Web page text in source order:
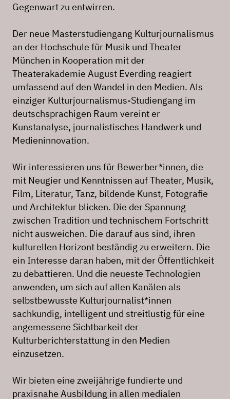
Gegenwart zu entwirren.
Der neue Masterstudiengang Kulturjournalismus
an der Hochschule für Musik und Theater
München in Kooperation mit der
Theaterakademie August Everding reagiert
umfassend auf den Wandel in den Medien. Als
einziger Kulturjournalismus-Studiengang im
deutschsprachigen Raum vereint er
Kunstanalyse, journalistisches Handwerk und
Medieninnovation.
Wir interessieren uns für Bewerber*innen, die
mit Neugier und Kenntnissen auf Theater, Musik,
Film, Literatur, Tanz, bildende Kunst, Fotografie
und Architektur blicken. Die der Spannung
zwischen Tradition und technischem Fortschritt
nicht ausweichen. Die darauf aus sind, ihren
kulturellen Horizont beständig zu erweitern. Die
ein Interesse daran haben, mit der Öffentlichkeit
zu debattieren. Und die neueste Technologien
anwenden, um sich auf allen Kanälen als
selbstbewusste Kulturjournalist*innen
sachkundig, intelligent und streitlustig für eine
angemessene Sichtbarkeit der
Kulturberichterstattung in den Medien
einzusetzen.
Wir bieten eine zweijährige fundierte und
praxisnahe Ausbildung in allen medialen